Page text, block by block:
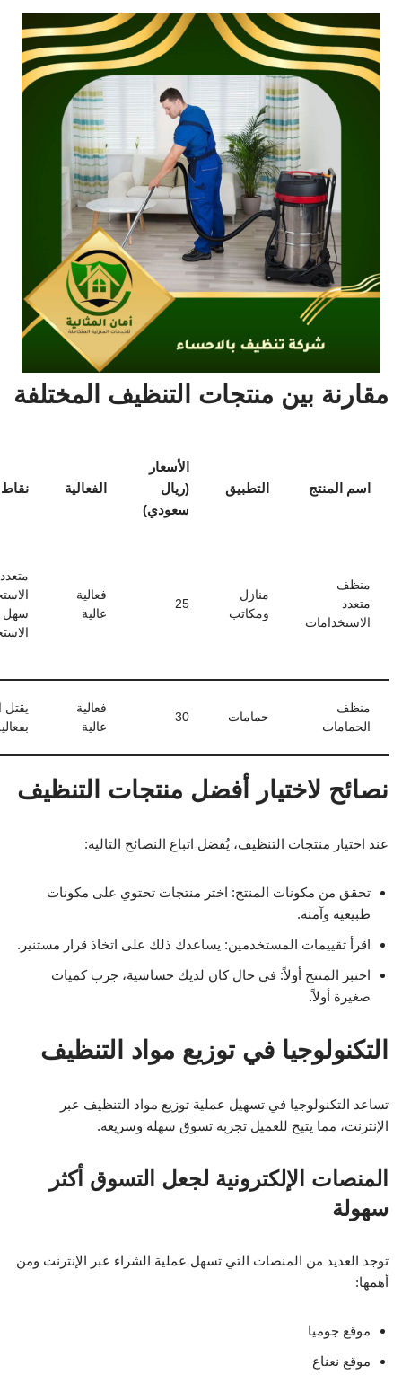
مقارنة بين منتجات التنظيف المختلفة
اسم المنتج التطبيق
الأسعار
(ريال
سعودي)
الفعالية نقاط
منظف
متعدد
الاستخدامات
منازل
ومكاتب
25
فعالية
عالية
متعدد
سهل
منظف
الحمامات
حمامات 30
فعالية
عالية
يقتل
نصائح لاختيار أفضل منتجات التنظيف
عند اختيار منتجات التنظيف، يُفضل اتباع النصائح التالية:
تحقق من مكونات المنتج: اختر منتجات تحتوي على مكونات
طبيعية وآمنة.
اقرأ تقييمات المستخدمين: يساعدك ذلك على اتخاذ قرار مستنير.
اختبر المنتج أولاً: في حال كان لديك حساسية، جرب كميات
صغيرة أولاً.
التكنولوجيا في توزيع مواد التنظيف
تساعد التكنولوجيا في تسهيل عملية توزيع مواد التنظيف عبر
الإنترنت، مما يتيح للعميل تجربة تسوق سهلة وسريعة.
المنصات الإلكترونية لجعل التسوق أكثر
سهولة
توجد العديد من المنصات التي تسهل عملية الشراء عبر الإنترنت ومن
أهمها:
موقع جوميا
موقع نعناع